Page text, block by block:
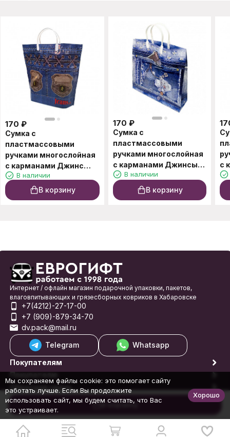
В корзину
170 ₽
Сумка с
пластмассовыми
ручками многослойная
с карманами Джинс
37*37см
В наличии
В корзину
170 ₽
Сумка с
пластмассовыми
ручками многослойная
с карманами Джинсы
34*32см
В наличии
В корзину
с
Интернет / офлайн магазин подарочной упаковки, пакетов,
влаговпитывающих и грязесборных ковриков в Хабаровске
+7(4212)-27-17-00
+7 (909)-879-34-70
dv.pack@mail.ru
Telegram
Whatsapp
Покупателям
Покупателю
Обратная связь
© 1998-2026 Еврогифт
Мы сохраняем файлы cookie: это помогает сайту
работать лучше. Если Вы продолжите
использовать сайт, мы будем считать, что Вас
это устраивает.
Хорошо